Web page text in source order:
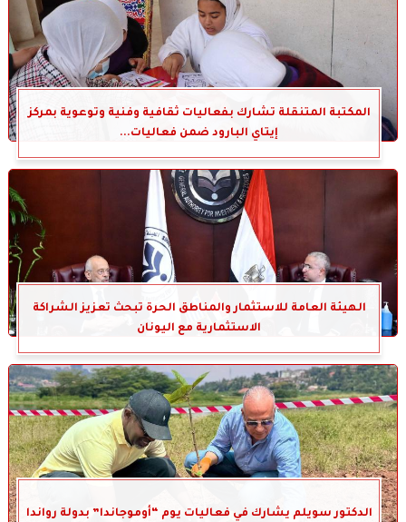
المكتبة المتنقلة تشارك بفعاليات ثقافية وفنية وتوعوية بمركز
إيتاي البارود ضمن فعاليات...
الهيئة العامة للاستثمار والمناطق الحرة تبحث تعزيز الشراكة
الاستثمارية مع اليونان
الدكتور سويلم يشارك في فعاليات يوم “أوموجاندا” بدولة رواندا